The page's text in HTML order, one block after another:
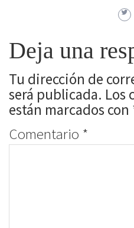
Deja una
Tu dirección de
será publicada. Los
están marcados con
Comentario *